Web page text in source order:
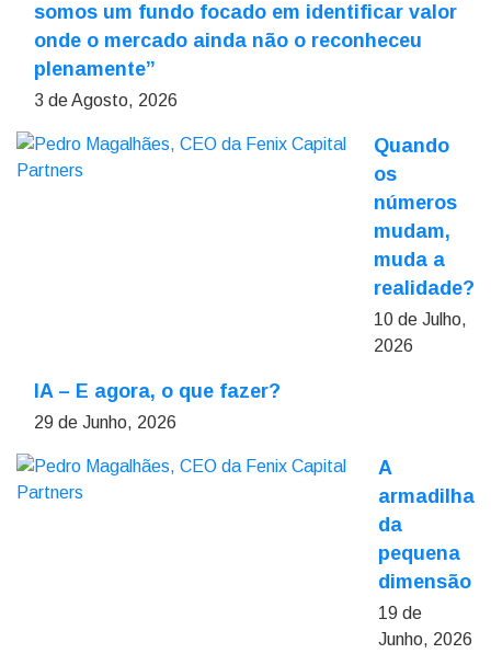
somos um fundo focado em identificar valor
onde o mercado ainda não o reconheceu
plenamente”
3 de Agosto, 2026
Quando
os
números
mudam,
muda a
realidade?
10 de Julho,
2026
IA – E agora, o que fazer?
29 de Junho, 2026
A
armadilha
da
pequena
dimensão
19 de
Junho, 2026